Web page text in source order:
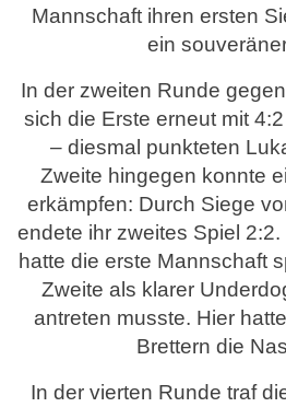
Mannschaft ihren ersten
ein
In der zweiten Runde
sich die Erste erneut mit
– diesmal punkteten
Zweite hingegen konnte
erkämpfen: Durch Siege
endete ihr zweites Spiel
hatte die erste Mannschaft
Zweite als klarer
antreten musste. Hier
Brettern die
In der vierten Runde traf